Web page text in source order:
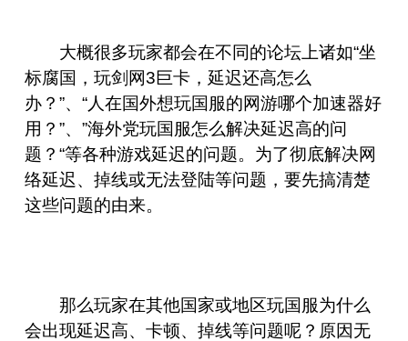
大概很多玩家都会在不同的论坛上诸如“坐
标腐国，玩剑网3巨卡，延迟还高怎么
办？”、“人在国外想玩国服的网游哪个加速器好
用？”、”海外党玩国服怎么解决延迟高的问
题？“等各种游戏延迟的问题。为了彻底解决网
络延迟、掉线或无法登陆等问题，要先搞清楚
这些问题的由来。
那么玩家在其他国家或地区玩国服为什么
会出现延迟高、卡顿、掉线等问题呢？原因无